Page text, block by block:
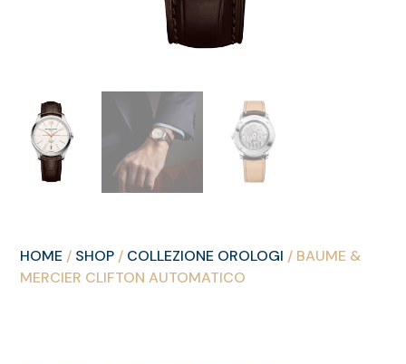
HOME / SHOP / COLLEZIONE OROLOGI / BAUME &
MERCIER CLIFTON AUTOMATICO